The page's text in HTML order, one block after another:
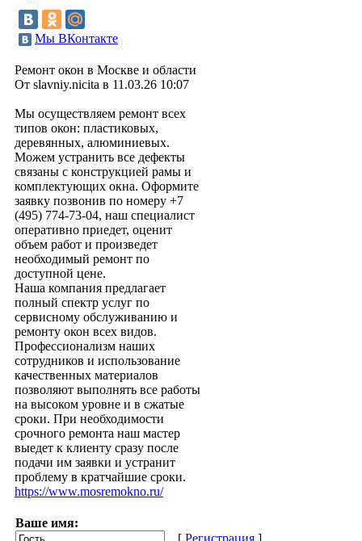
Мы ВКонтакте
Ремонт окон в Москве и области
От slavniy.nicita в 11.03.26 10:07
Мы осуществляем ремонт всех
типов окон: пластиковых,
деревянных, алюминиевых.
Можем устранить все дефекты
связаны с конструкцией рамы и
комплектующих окна. Оформите
заявку позвонив по номеру +7
(495) 774-73-04, наш специалист
оперативно приедет, оценит
объем работ и произведет
необходимый ремонт по
доступной цене.
Наша компания предлагает
полный спектр услуг по
сервисному обслуживанию и
ремонту окон всех видов.
Профессионализм наших
сотрудников и использование
качественных материалов
позволяют выполнять все работы
на высоком уровне и в сжатые
сроки. При необходимости
срочного ремонта наш мастер
выедет к клиенту сразу после
подачи им заявки и устранит
проблему в кратчайшие сроки.
https://www.mosremokno.ru/
Ваше имя:
[ Регистрация ]